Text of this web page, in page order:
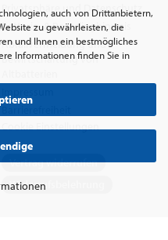
auch von Drittanbietern,
zu gewährleisten, die
und Ihnen ein bestmögliches
Informationen finden Sie in
Privatsphäre und Datenschutz
Batterie- & Recyclinghinweis
Abfallvermeidung und
Bewirtschaftung von
Cookie Einstellungen
Vertrag widerrufen
Widerrufsbelehrung